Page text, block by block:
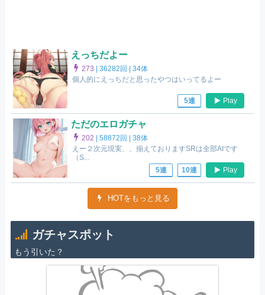
えっちだよー
273 |36282回 |34体
個人的にえっちだと思ったやつはいってるよー
5連 Play
ただのエロガチャ
202 |58872回 |38体
えー２次元現実、、揃えておりますSRは全部AIです
（S...
5連
10連 Play
HOTをもっと見る
ガチャスポット
もう引いた？